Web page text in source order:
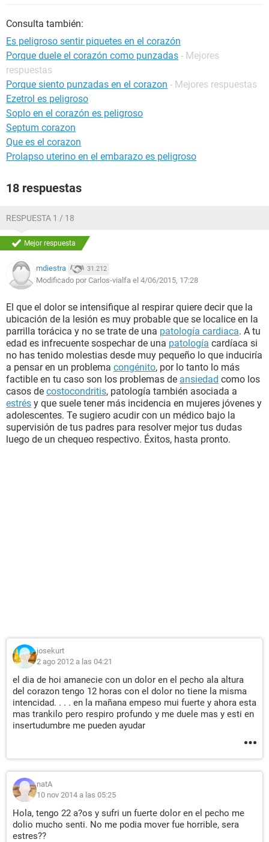
Consulta también:
Es peligroso sentir piquetes en el corazón
Porque duele el corazón como punzadas - Mejores
respuestas
Porque siento punzadas en el corazon - Mejores respuestas
Ezetrol es peligroso
Soplo en el corazón es peligroso
Septum corazon
Que es el corazon
Prolapso uterino en el embarazo es peligroso
18 respuestas
RESPUESTA 1 / 18
Mejor respuesta
mdiestra 31.212
Modificado por Carlos-vialfa el 4/06/2015, 17:28
El que el dolor se intensifique al respirar quiere decir que la
ubicación de la lesión es muy probable que se localice en la
parrilla torácica y no se trate de una patología cardiaca. A tu
edad es infrecuente sospechar de una patología cardíaca si
no has tenido molestias desde muy pequeño lo que induciría
a pensar en un problema congénito, por lo tanto lo más
factible en tu caso son los problemas de ansiedad como los
casos de costocondritis, patología también asociada a
estrés y que suele tener más incidencia en mujeres jóvenes y
adolescentes. Te sugiero acudir con un médico bajo la
supervisión de tus padres para resolver mejor tus dudas
luego de un chequeo respectivo. Éxitos, hasta pronto.
josekurt
2 ago 2012 a las 04:21
el dia de hoi amanecie con un dolor en el pecho ala altura
del corazon tengo 12 horas con el dolor no tiene la misma
intencidad. . . . en la mañana empeso mui fuerte y ahora esta
mas trankilo pero respiro profundo y me duele mas y esti en
insertudumbre me pueden ayudar
natA
10 nov 2014 a las 05:25
Hola, tengo 22 a?os y sufri un fuerte dolor en el pecho me
dolio mucho senti. No me podia mover fue horrible, sera
estres??